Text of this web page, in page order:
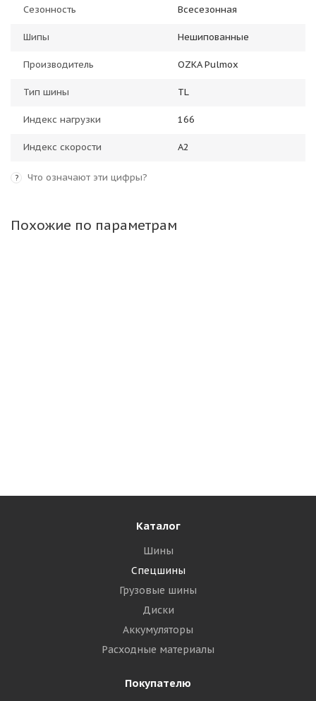
Сезонность Всесезонная
Шипы Нешипованные
Производитель OZKA Pulmox
Тип шины TL
Индекс нагрузки 166
Индекс скорости A2
? Что означают эти цифры?
Похожие по параметрам
29 690₽
Подробнее
Каталог
Шины
Спецшины
Грузовые шины
Диски
Аккумуляторы
Расходные материалы
Покупателю